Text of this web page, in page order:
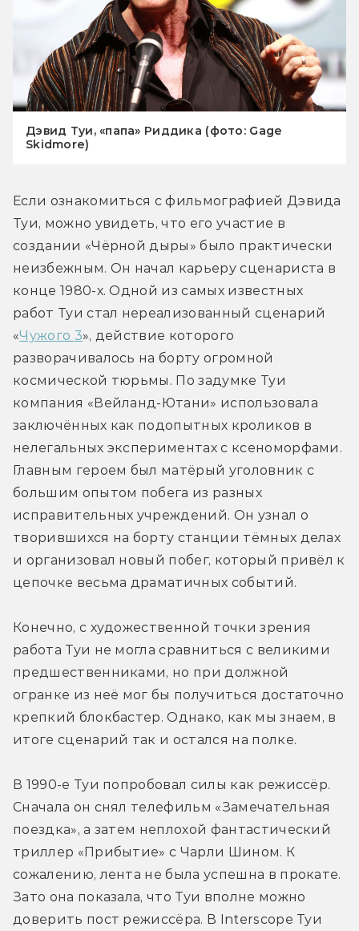
Дэвид Туи, «папа» Риддика (фото: Gage
Skidmore)
Если ознакомиться с фильмографией Дэвида
Туи, можно увидеть, что его участие в
создании «Чёрной дыры» было практически
неизбежным. Он начал карьеру сценариста в
конце 1980-х. Одной из самых известных
работ Туи стал нереализованный сценарий
«Чужого 3», действие которого
разворачивалось на борту огромной
космической тюрьмы. По задумке Туи
компания «Вейланд-Ютани» использовала
заключённых как подопытных кроликов в
нелегальных экспериментах с ксеноморфами.
Главным героем был матёрый уголовник с
большим опытом побега из разных
исправительных учреждений. Он узнал о
творившихся на борту станции тёмных делах
и организовал новый побег, который привёл к
цепочке весьма драматичных событий.
Конечно, с художественной точки зрения
работа Туи не могла сравниться с великими
предшественниками, но при должной
огранке из неё мог бы получиться достаточно
крепкий блокбастер. Однако, как мы знаем, в
итоге сценарий так и остался на полке.
В 1990-е Туи попробовал силы как режиссёр.
Сначала он снял телефильм «Замечательная
поездка», а затем неплохой фантастический
триллер «Прибытие» с Чарли Шином. К
сожалению, лента не была успешна в прокате.
Зато она показала, что Туи вполне можно
доверить пост режиссёра. В Interscope Туи